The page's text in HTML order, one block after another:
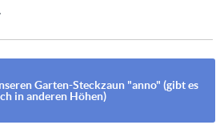
Garten-Steckzaun "anno" (gibt es
in anderen Höhen)